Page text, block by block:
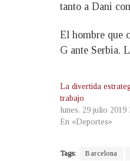
tanto a Dani
El hombre que
G ante Serbia.
La divertida
trabajo
lunes, 29 julio 2019
En «Deportes»
Tags: Barcelona